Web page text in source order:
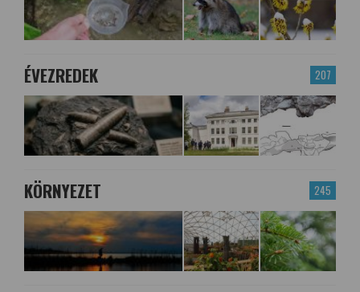
207
ÉVEZREDEK
245
KÖRNYEZET